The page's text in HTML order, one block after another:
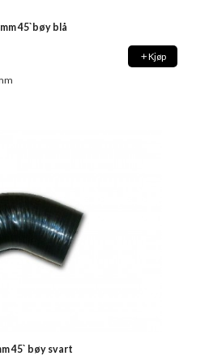
45`bøy blå
Kjøp
45` bøy svart